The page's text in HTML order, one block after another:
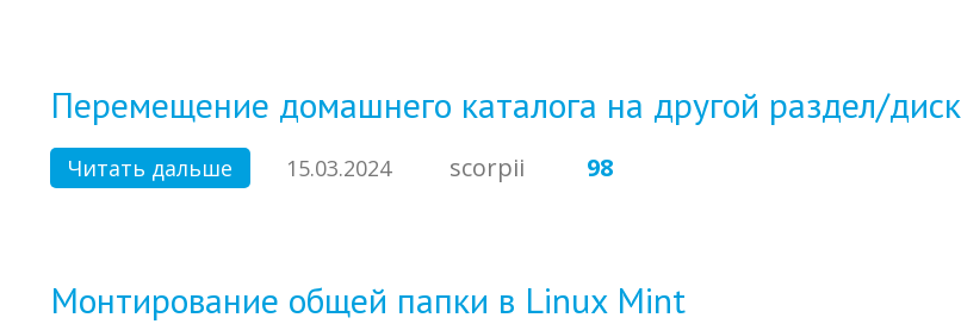
Перемещение домашнего каталога на другой раздел/диск
Читать дальше 15.03.2024 scorpii 98
Монтирование общей папки в Linux Mint